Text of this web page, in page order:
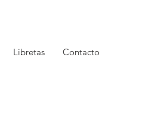
Libretas Contacto